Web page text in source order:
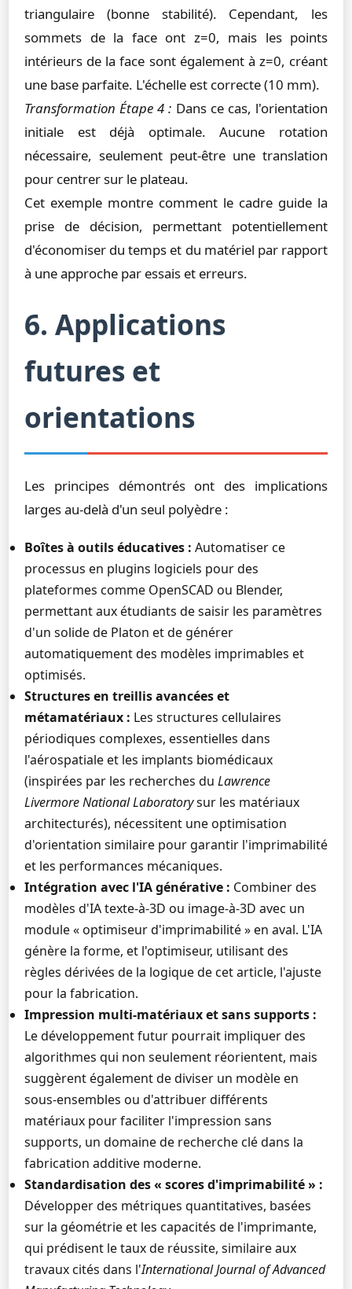
triangulaire (bonne stabilité). Cependant, les
sommets de la face ont z=0, mais les points
intérieurs de la face sont également à z=0, créant
une base parfaite. L'échelle est correcte (10 mm).
Transformation Étape 4 : Dans ce cas, l'orientation
initiale est déjà optimale. Aucune rotation
nécessaire, seulement peut-être une translation
pour centrer sur le plateau.
Cet exemple montre comment le cadre guide la
prise de décision, permettant potentiellement
d'économiser du temps et du matériel par rapport
à une approche par essais et erreurs.
6. Applications
futures et
orientations
Les principes démontrés ont des implications
larges au-delà d'un seul polyèdre :
Boîtes à outils éducatives : Automatiser ce
processus en plugins logiciels pour des
plateformes comme OpenSCAD ou Blender,
permettant aux étudiants de saisir les paramètres
d'un solide de Platon et de générer
automatiquement des modèles imprimables et
optimisés.
Structures en treillis avancées et
métamatériaux : Les structures cellulaires
périodiques complexes, essentielles dans
l'aérospatiale et les implants biomédicaux
(inspirées par les recherches du Lawrence
Livermore National Laboratorysur les matériaux
architecturés), nécessitent une optimisation
d'orientation similaire pour garantir l'imprimabilité
et les performances mécaniques.
Intégration avec l'IA générative : Combiner des
modèles d'IA texte-à-3D ou image-à-3D avec un
module « optimiseur d'imprimabilité » en aval. L'IA
génère la forme, et l'optimiseur, utilisant des
règles dérivées de la logique de cet article, l'ajuste
pour la fabrication.
Impression multi-matériaux et sans supports :
Le développement futur pourrait impliquer des
algorithmes qui non seulement réorientent, mais
suggèrent également de diviser un modèle en
sous-ensembles ou d'attribuer différents
matériaux pour faciliter l'impression sans
supports, un domaine de recherche clé dans la
fabrication additive moderne.
Standardisation des « scores d'imprimabilité » :
Développer des métriques quantitatives, basées
sur la géométrie et les capacités de l'imprimante,
qui prédisent le taux de réussite, similaire aux
travaux cités dans l'International Journal of Advanced